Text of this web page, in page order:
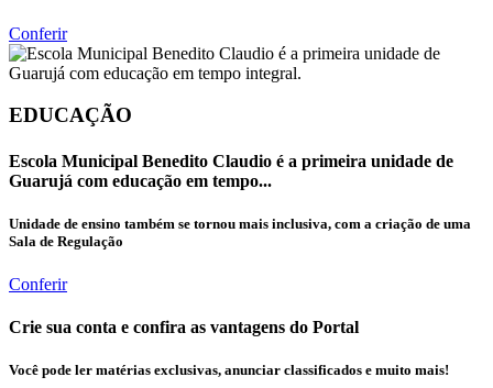
Conferir
EDUCAÇÃO
Escola Municipal Benedito Claudio é a primeira unidade de
Guarujá com educação em tempo...
Unidade de ensino também se tornou mais inclusiva, com a criação de uma
Sala de Regulação
Conferir
Crie sua conta e confira as vantagens do Portal
Você pode ler matérias exclusivas, anunciar classificados e muito mais!